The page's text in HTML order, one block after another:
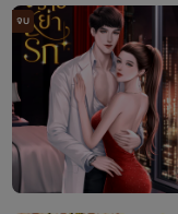
จบ